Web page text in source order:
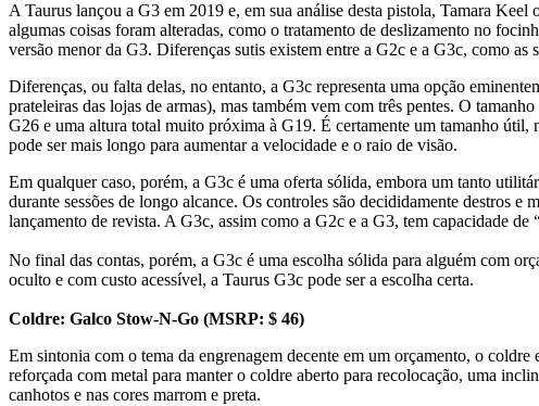
A Taurus lançou a G3 em 2019 e, em sua análise desta pistola, Tamara
algumas coisas foram alteradas, como o tratamento de deslizamento no
versão menor da G3. Diferenças sutis existem entre a G2c e a G3c, como as
Diferenças, ou falta delas, no entanto, a G3c representa uma opção
prateleiras das lojas de armas), mas também vem com três pentes. O
G26 e uma altura total muito próxima à G19. É certamente um tamanho
pode ser mais longo para aumentar a velocidade e o raio de visão.
Em qualquer caso, porém, a G3c é uma oferta sólida, embora um tanto
durante sessões de longo alcance. Os controles são decididamente destros
lançamento de revista. A G3c, assim como a G2c e a G3, tem capacidade
No final das contas, porém, a G3c é uma escolha sólida para alguém com
oculto e com custo acessível, a Taurus G3c pode ser a escolha certa.
Coldre: Galco Stow-N-Go (MSRP: $ 46)
Em sintonia com o tema da engrenagem decente em um orçamento, o
reforçada com metal para manter o coldre aberto para recolocação, uma
canhotos e nas cores marrom e preta.